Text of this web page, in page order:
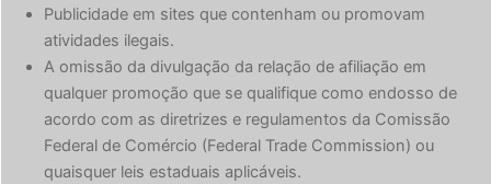
Publicidade em sites que contenham ou promovam
atividades ilegais.
A omissão da divulgação da relação de afiliação em
qualquer promoção que se qualifique como endosso de
acordo com as diretrizes e regulamentos da Comissão
Federal de Comércio (Federal Trade Commission) ou
quaisquer leis estaduais aplicáveis.